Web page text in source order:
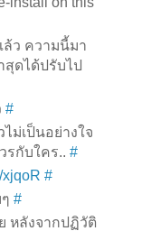
ล้ว ความนี้มา
ดได้ปรับไป
#
ม่เป็นอย่างใจ
รกับใคร.. #
xjqoR #
#
หลังจากปฏิวัติ